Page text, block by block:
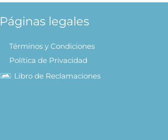
Páginas legales
Términos y Condiciones
Política de Privacidad
Libro de Reclamaciones